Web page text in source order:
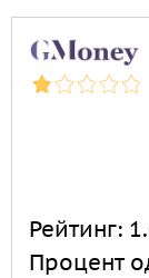
Рейтинг:
Процент